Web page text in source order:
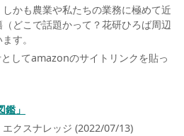
かも農業や私たちの業務に極めて近
どこで話題かって？花研ひろば周辺
す。
してamazonのサイトリンクを貼っ
」
クスナレッジ (2022/07/13)